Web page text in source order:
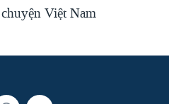
Việt Nam